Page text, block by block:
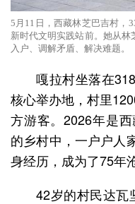
5月11日，西藏林芝巴吉村，
新时代文明实践站前。她从
入户、调解矛盾、解决难题。
嘎拉村坐落在
核心举办地，村里
方游客。2026年是
的乡村中，一户户人
身经历，成为了75年
42岁的村民达瓦